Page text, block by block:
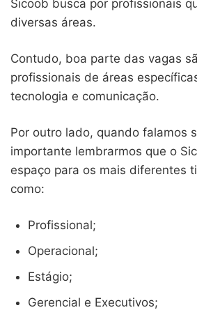
Sicoob busca por profissionais
diversas áreas.
Contudo, boa parte das vagas
profissionais de áreas
tecnologia e comunicação.
Por outro lado, quando falamos
importante lembrarmos que o
espaço para os mais diferentes
como:
Profissional;
Operacional;
Estágio;
Gerencial e Executivos;